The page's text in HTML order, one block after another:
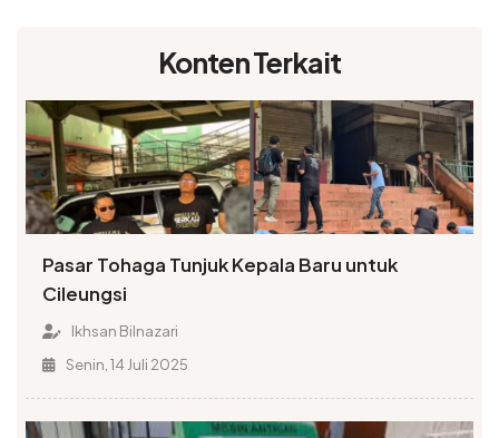
Konten Terkait
Pasar Tohaga Tunjuk Kepala Baru untuk
Cileungsi
Ikhsan Bilnazari
Senin, 14 Juli 2025